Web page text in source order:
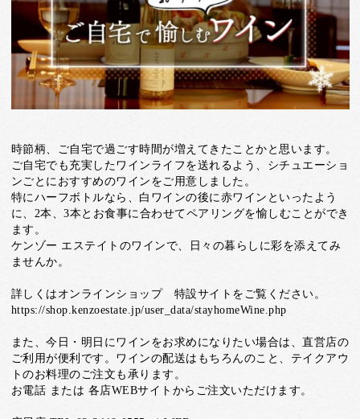
時節柄、ご自宅で過ごす時間が増えてきたことかと思います。
ご自宅でも充実したワインライフを送れるよう、シチュエーショ
ンごとにおすすめのワインをご用意しました。
特にハーフボトルなら、白ワインの後に赤ワインといったよう
に、2本、3本とお食事に合わせてペアリングを愉しむことができ
ます。
ケンゾー エステイトのワインで、日々の暮らしに彩を添えてみ
ませんか。
詳しくはオンラインショップ 特設サイトをご覧ください。
https://shop.kenzoestate.jp/user_data/stayhomeWine.php
また、今日・明日にワインをお求めになりたい場合は、直営店の
ご利用が便利です。ワインの配送はもちろんのこと、テイクアウ
トのお料理のご注文も承ります。
お電話 または 各店WEBサイトからご注文いただけます。